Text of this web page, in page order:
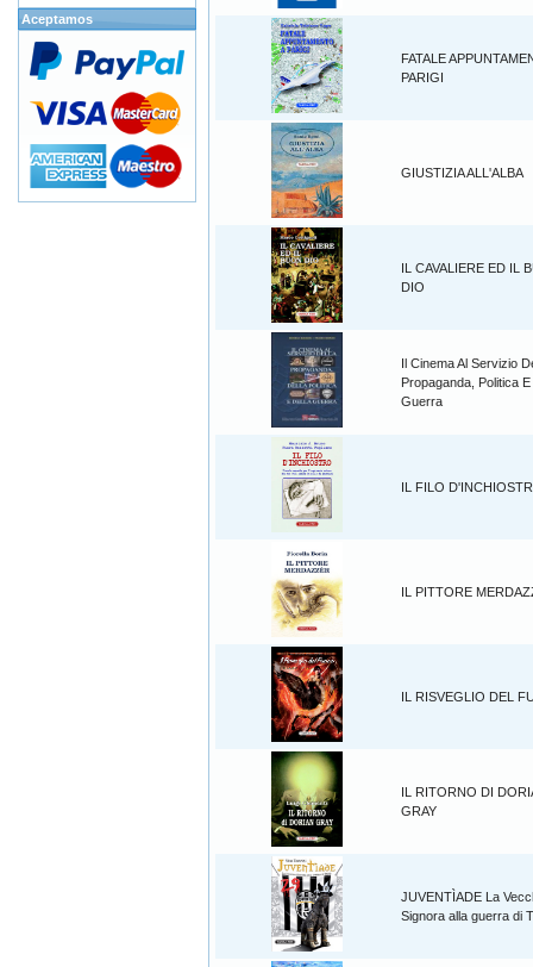
FATALE
PARIGI
GIUSTIZIA ALL'ALBA
IL CAVALIERE ED IL
DIO
Il Cinema Al Servizio
Propaganda, Politica
Guerra
IL FILO
IL PITTORE
IL RISVEGLIO DEL
IL RITORNO DI
GRAY
JUVENTÌADE La
Signora alla guerra di
Aceptamos